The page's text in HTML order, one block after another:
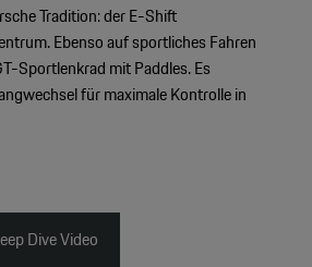
Tradition: der E-Shift
Ebenso auf sportliches Fahren
Sportlenkrad mit Paddles. Es
für maximale Kontrolle in
Dive Video